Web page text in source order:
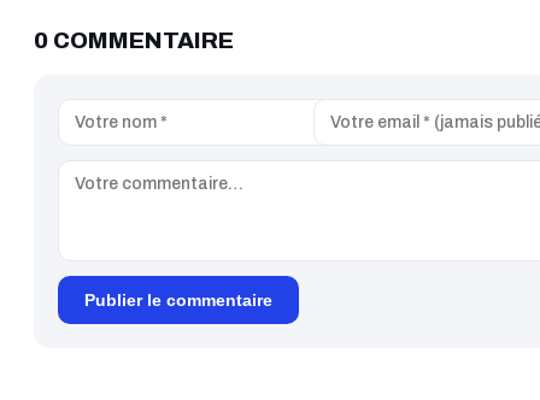
0 COMMENTAIRE
Publier le commentaire